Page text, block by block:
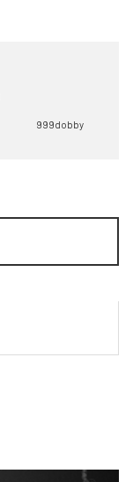
999dobby